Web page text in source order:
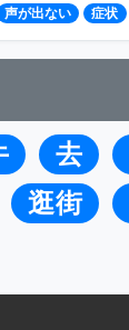
声が出ない 症状
去
逛街